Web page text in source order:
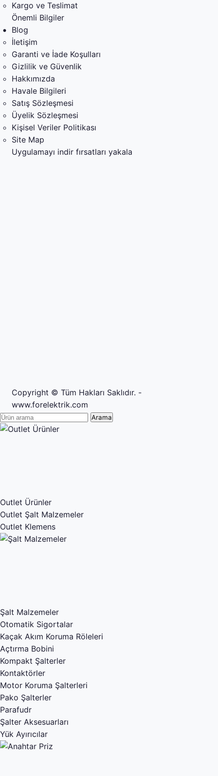
Kargo ve Teslimat
Önemli Bilgiler
Blog
İletişim
Garanti ve İade Koşulları
Gizlilik ve Güvenlik
Hakkımızda
Havale Bilgileri
Satış Sözleşmesi
Üyelik Sözleşmesi
Kişisel Veriler Politikası
Site Map
Uygulamayı indir fırsatları yakala
Copyright © Tüm Hakları Saklıdır. -
www.forelektrik.com
Arama
Outlet Ürünler
Outlet Şalt Malzemeler
Outlet Klemens
Şalt Malzemeler
Otomatik Sigortalar
Kaçak Akım Koruma Röleleri
Açtırma Bobini
Kompakt Şalterler
Kontaktörler
Motor Koruma Şalterleri
Pako Şalterler
Parafudr
Şalter Aksesuarları
Yük Ayırıcılar